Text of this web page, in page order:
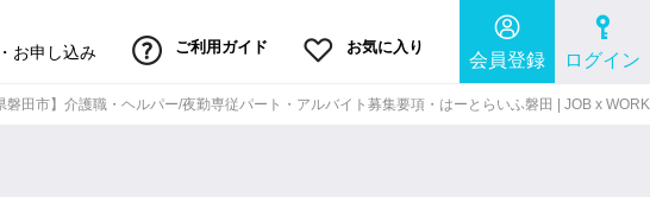
お申し込み ご利用ガイド お気に入り
会員登録 ログイン
磐田市】介護職・ヘルパー/夜勤専従パート・アルバイト募集要項・はーとらいふ磐田 | JOB x WORK